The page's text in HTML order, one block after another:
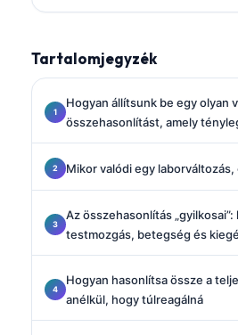
Tartalomjegyzék
Hogyan állítsunk be egy olyan
összehasonlítást, amely
Mikor valódi egy laborváltozás,
Az összehasonlítás
testmozgás, betegség és
Hogyan hasonlítsa össze a
anélkül, hogy túlreagálná